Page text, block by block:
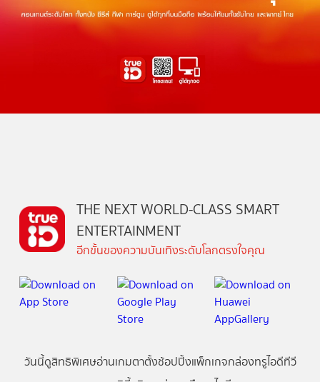
THE NEXT WORLD-CLASS SMART
ENTERTAINMENT
อีกขั้นของความบันเทิงระดับโลกตรงใจคุณ
วันนี้ดูสิทธิพิเศษอ่านเกมตาตั้งช้อปปิ้งแพ็กเกจกล่องทรูไอดีทีวี